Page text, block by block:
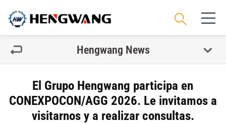
Hengwang News
El Grupo Hengwang participa en
CONEXPOCON/AGG 2026. Le invitamos a
visitarnos y a realizar consultas.